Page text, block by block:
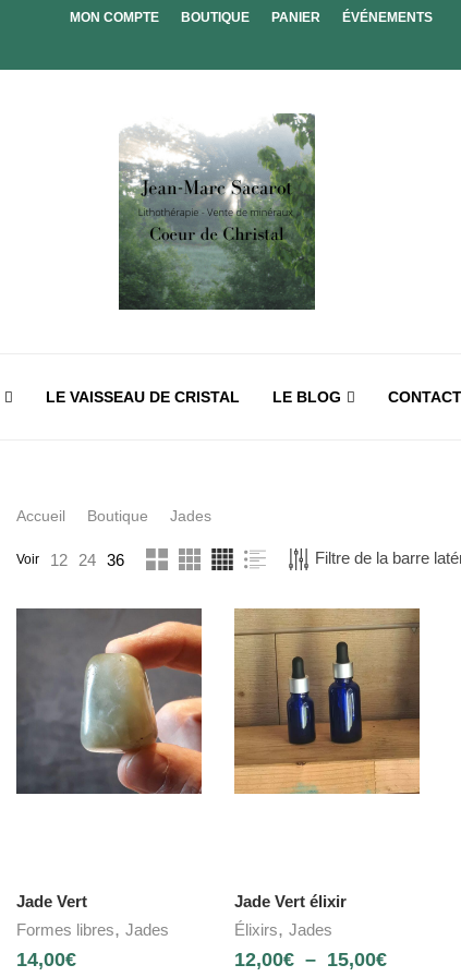
MON COMPTE BOUTIQUE PANIER ÉVÉNEMENTS
LE VAISSEAU DE CRISTAL LE BLOG CONTACT
Accueil Boutique Jades
Voir 12 24 36 Filtre de la barre
Jade Vert
Formes libres, Jades
14,00€
Jade Vert élixir
Élixirs, Jades
12,00€ – 15,00€